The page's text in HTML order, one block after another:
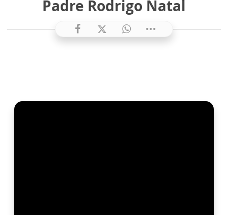
Padre Rodrigo Natal